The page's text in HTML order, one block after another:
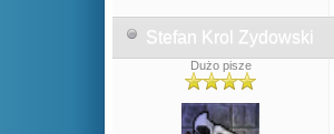
Stefan Krol Zydowski
Dużo pisze